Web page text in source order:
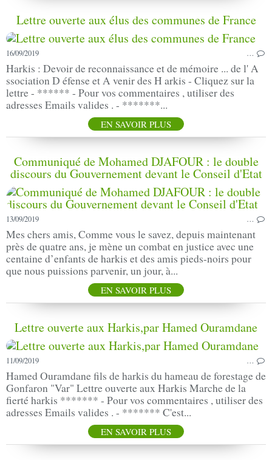
Lettre ouverte aux élus des communes de France
16/09/2019 …
Harkis : Devoir de reconnaissance et de mémoire ... de l' A
ssociation D éfense et A venir des H arkis - Cliquez sur la
lettre - ****** - Pour vos commentaires , utiliser des
adresses Emails valides . - *******...
EN SAVOIR PLUS
Communiqué de Mohamed DJAFOUR : le double
discours du Gouvernement devant le Conseil d'Etat
13/09/2019 …
Mes chers amis, Comme vous le savez, depuis maintenant
près de quatre ans, je mène un combat en justice avec une
centaine d’enfants de harkis et des amis pieds-noirs pour
que nous puissions parvenir, un jour, à...
EN SAVOIR PLUS
Lettre ouverte aux Harkis,par Hamed Ouramdane
11/09/2019 …
Hamed Ouramdane fils de harkis du hameau de forestage de
Gonfaron "Var" Lettre ouverte aux Harkis Marche de la
fierté harkis ******* - Pour vos commentaires , utiliser des
adresses Emails valides . - ******* C'est...
EN SAVOIR PLUS